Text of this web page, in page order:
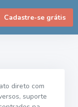
Cadastre-se grátis
direto com
suporte